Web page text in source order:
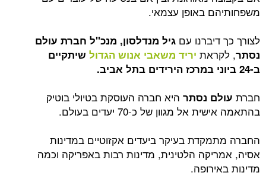
משפחותיהם באופן עצמאי.
לצורך כך דיברנו עם גיל מנדלסון, מנכ"ל חברת עולם
נסתר, לקראת יריד משאבי אנוש הגדול שיתקיים
ב-24 ביוני במרכז הירידים בתל אביב.
חברת עולם נסתר היא חברה העוסקת בטיולי בוטיק
בהתאמה אישית אל מגוון של כ-70 יעדים בעולם.
החברה מתמקדת בעיקר ביעדים אקזוטיים במדינות
אסיה, אמריקה הלטינית, מדינות רבות באפריקה וכמה
מדינות באירופה.